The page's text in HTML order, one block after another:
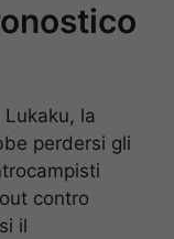
la
perdersi gli
contro
il